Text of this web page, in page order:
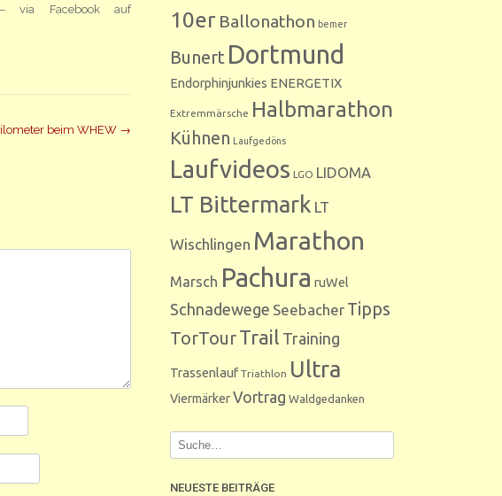
via Facebook auf
beim WHEW →
10er Ballonathon bemer
Bunert Dortmund
Endorphinjunkies ENERGETIX
Extremmärsche Halbmarathon
Kühnen Laufgedöns
Laufvideos LGO LIDOMA
LT Bittermark LT
Wischlingen Marathon
Marsch Pachura ruWel
Schnadewege Seebacher Tipps
TorTourTrail Training
Trassenlauf Triathlon Ultra
ViermärkerVortrag Waldgedanken
NEUESTE BEITRÄGE